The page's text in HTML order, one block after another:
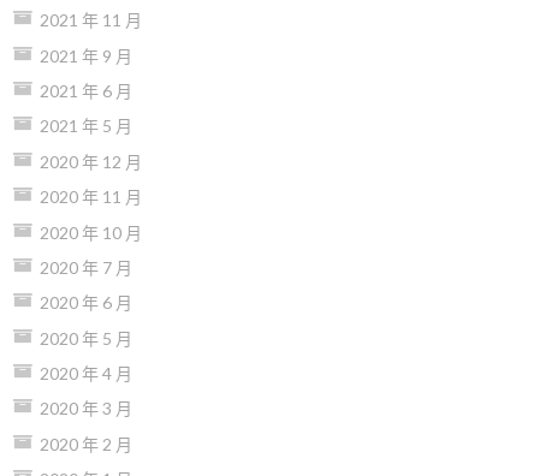
2021 年 11 月
2021 年 9 月
2021 年 6 月
2021 年 5 月
2020 年 12 月
2020 年 11 月
2020 年 10 月
2020 年 7 月
2020 年 6 月
2020 年 5 月
2020 年 4 月
2020 年 3 月
2020 年 2 月